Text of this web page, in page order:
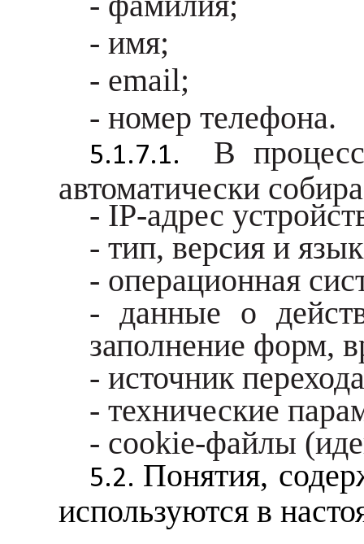
- имя;
- email;
- номер телефона.
В
автоматически
- IP-адрес
- тип, версия и
- операционная
- данные о
заполнение форм,
- источник
- технические
- cookie-файлы
Понятия,
используются в